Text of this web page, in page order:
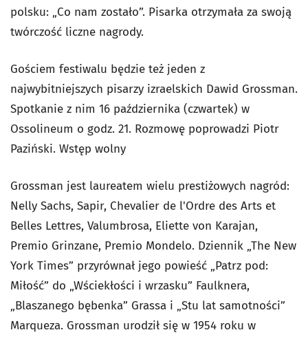
polsku: „Co nam zostało”. Pisarka otrzymała za swoją
twórczość liczne nagrody.
Gościem festiwalu będzie też jeden z
najwybitniejszych pisarzy izraelskich Dawid Grossman.
Spotkanie z nim 16 października (czwartek) w
Ossolineum o godz. 21. Rozmowę poprowadzi Piotr
Paziński. Wstęp wolny
Grossman jest laureatem wielu prestiżowych nagród:
Nelly Sachs, Sapir, Chevalier de l'Ordre des Arts et
Belles Lettres, Valumbrosa, Eliette von Karajan,
Premio Grinzane, Premio Mondelo. Dziennik „The New
York Times” przyrównał jego powieść „Patrz pod:
Miłość” do „Wściekłości i wrzasku” Faulknera,
„Blaszanego bębenka” Grassa i „Stu lat samotności”
Marqueza. Grossman urodził się w 1954 roku w